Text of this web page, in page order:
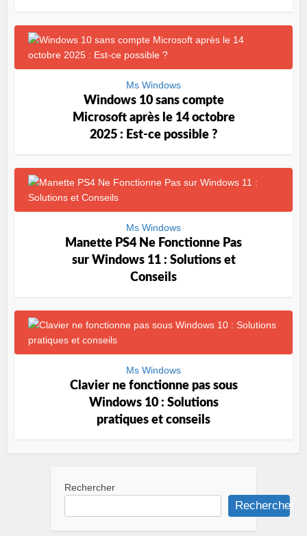
Ms Windows
Windows 10 sans compte
Microsoft après le 14 octobre
2025 : Est-ce possible ?
Ms Windows
Manette PS4 Ne Fonctionne Pas
sur Windows 11 : Solutions et
Conseils
Ms Windows
Clavier ne fonctionne pas sous
Windows 10 : Solutions
pratiques et conseils
Rechercher
Rechercher